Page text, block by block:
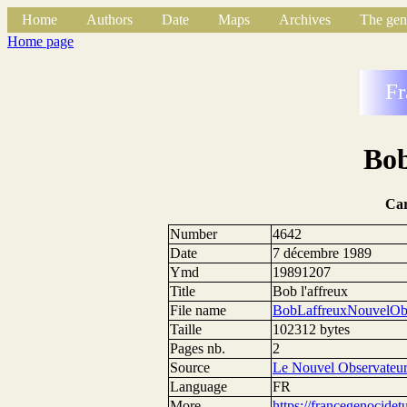
Home Authors Date Maps Archives
The
Home page
Number
4642
Date
7 décembre 1989
Ymd
19891207
Title
Bob l'affreux
File name
Taille
102312 bytes
Pages nb.
2
Source
Le Nouvel
Language
FR